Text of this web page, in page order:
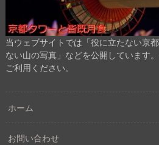
当ウェブサイトでは「役に立たない京
ない山の写真」などを公開しています
ご利用ください。
ホーム
お問い合わせ